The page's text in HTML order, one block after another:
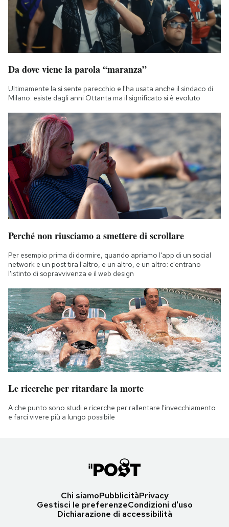
Da dove viene la parola “maranza”
Ultimamente la si sente parecchio e l'ha usata anche il sindaco di
Milano: esiste dagli anni Ottanta ma il significato si è evoluto
Perché non riusciamo a smettere di scrollare
Per esempio prima di dormire, quando apriamo l'app di un social
network e un post tira l'altro, e un altro, e un altro: c'entrano
l'istinto di sopravvivenza e il web design
Le ricerche per ritardare la morte
A che punto sono studi e ricerche per rallentare l'invecchiamento
e farci vivere più a lungo possibile
Chi siamoPubblicitàPrivacy
Gestisci le preferenzeCondizioni d'uso
Dichiarazione di accessibilità